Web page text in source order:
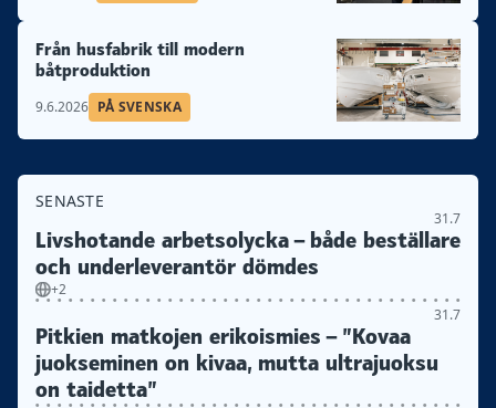
Från husfabrik till modern
båtproduktion
9.6.2026 PÅ SVENSKA
SENASTE
31.7
Livshotande arbetsolycka – både beställare
och underleverantör dömdes
+2
31.7
Pitkien matkojen erikoismies – ”Kovaa
juokseminen on kivaa, mutta ultrajuoksu
on taidetta”